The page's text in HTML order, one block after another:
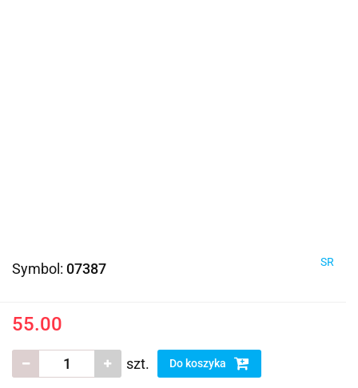
Symbol: 07387 SR
55.00
szt. Do koszyka